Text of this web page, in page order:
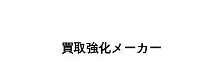
買取強化メーカー